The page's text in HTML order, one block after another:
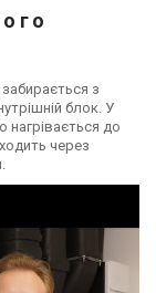
з
блок. У
нагрівається до
через